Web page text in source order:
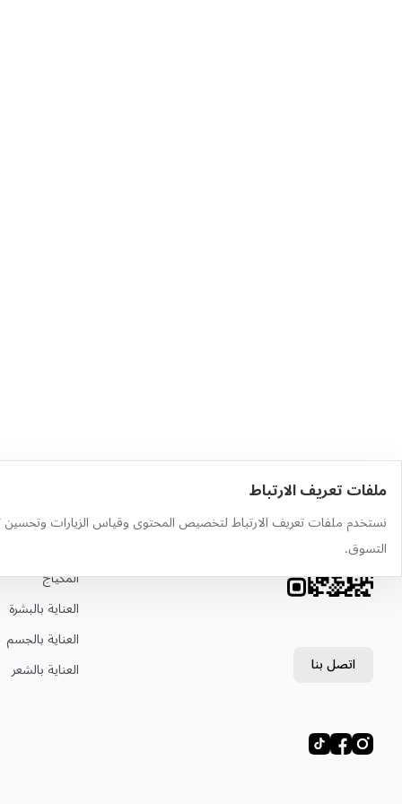
ملفات تعريف الارتباط
نستخدم ملفات تعريف الارتباط لتخصيص المحتوى وقياس الزيارات وتحسين
التسوق.
حمّل التطبيق
اتصل بنا
أهم الفئات
المكياج
العناية بالبشرة
العناية بالجسم
العناية بالشعر